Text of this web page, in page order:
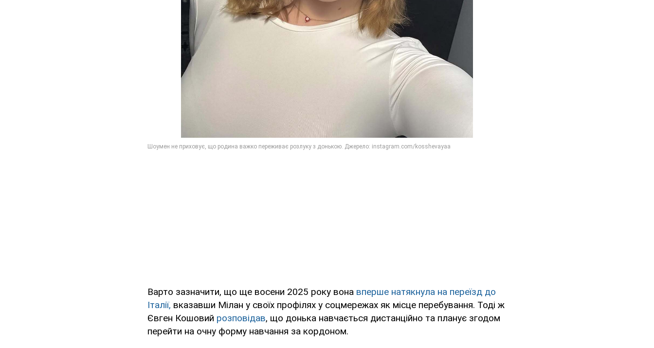
Варто зазначити, що ще восени 2025 року вона вперше натякнула на переїзд до
Італії, вказавши Мілан у своїх профілях у соцмережах як місце перебування. Тоді ж
Євген Кошовий розповідав, що донька навчається дистанційно та планує згодом
перейти на очну форму навчання за кордоном.